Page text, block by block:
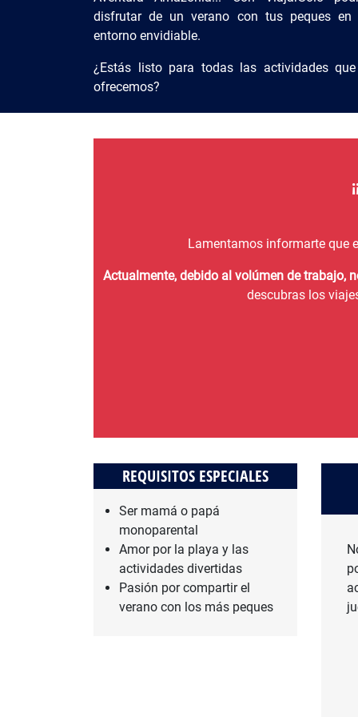
disfrutar de un verano con tus peques en
entorno envidiable.
¿Estás listo para todas las actividades
ofrecemos?
Lamentamos informarte que
Actualmente, debido al volúmen de trabajo,
descubras los
REQUISITOS ESPECIALES
Ser mamá o papá
monoparental
Amor por la playa y las
actividades divertidas
Pasión por compartir el
verano con los más peques